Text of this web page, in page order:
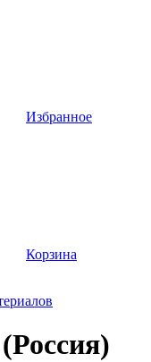
Избранное
Корзина